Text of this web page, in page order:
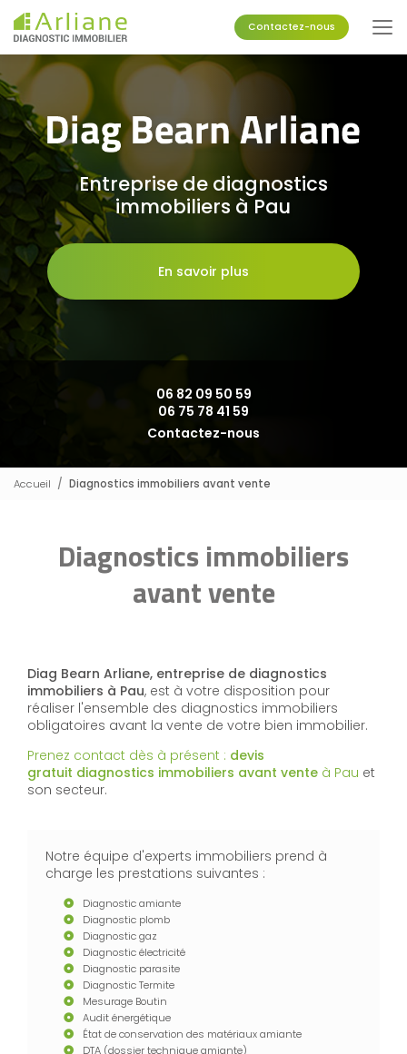
Aller
au
contenu
principal
Contactez-nous
Entreprise de diagnostics
immobiliers à Pau
En savoir plus
06 82 09 50 59
06 75 78 41 59
Contactez-nous
Accueil Diagnostics immobiliers avant vente
Diagnostics immobiliers
avant vente
Diag Bearn Arliane, entreprise de diagnostics
immobiliers à Pau, est à votre disposition pour
réaliser l'ensemble des diagnostics immobiliers
obligatoires avant la vente de votre bien immobilier.
Prenez contact dès à présent : devis
gratuit diagnostics immobiliers avant vente à Pau et
son secteur.
Notre équipe d'experts immobiliers prend à
charge les prestations suivantes :
Diagnostic amiante
Diagnostic plomb
Diagnostic gaz
Diagnostic électricité
Diagnostic parasite
Diagnostic Termite
Mesurage Boutin
Audit énergétique
État de conservation des matériaux amiante
DTA (dossier technique amiante)